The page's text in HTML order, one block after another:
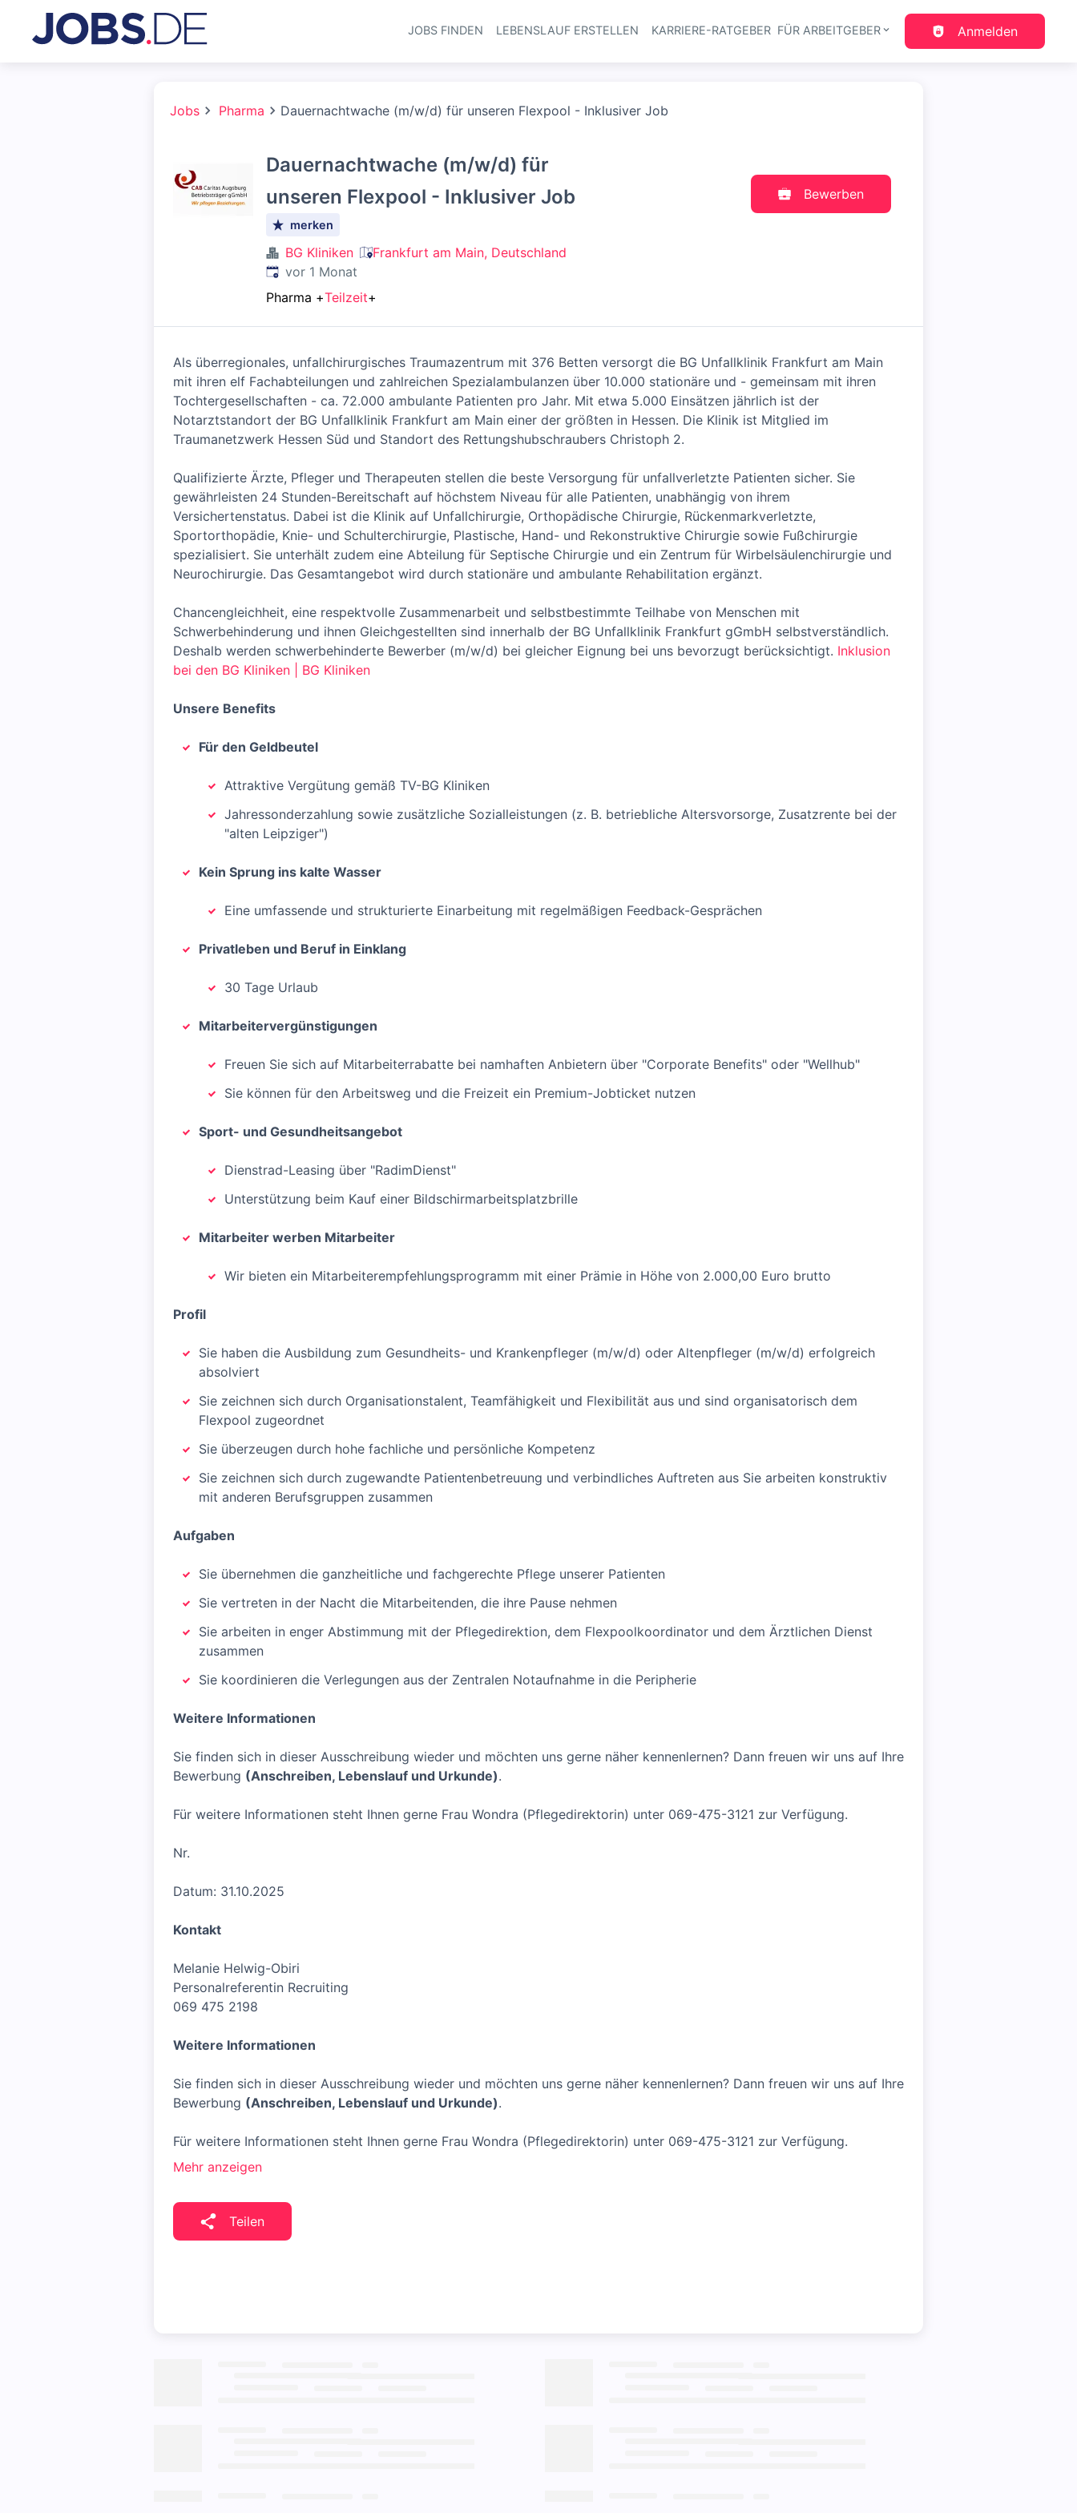
Haupt-Navigation
JOBS FINDEN LEBENSLAUF ERSTELLEN KARRIERE-RATGEBER FÜR ARBEITGEBER Anmelden
Jobs Pharma Dauernachtwache (m/w/d) für unseren Flexpool - Inklusiver Job
Dauernachtwache (m/w/d) für
unseren Flexpool - Inklusiver Job
merken
BG Kliniken
Frankfurt am Main, Deutschland
Veröffentlicht:
vor 1 Monat
Pharma +Teilzeit+
Bewerben
Als überregionales, unfallchirurgisches Traumazentrum mit 376 Betten versorgt die BG Unfallklinik Frankfurt am Main
mit ihren elf Fachabteilungen und zahlreichen Spezialambulanzen über 10.000 stationäre und - gemeinsam mit ihren
Tochtergesellschaften - ca. 72.000 ambulante Patienten pro Jahr. Mit etwa 5.000 Einsätzen jährlich ist der
Notarztstandort der BG Unfallklinik Frankfurt am Main einer der größten in Hessen. Die Klinik ist Mitglied im
Traumanetzwerk Hessen Süd und Standort des Rettungshubschraubers Christoph 2.
Qualifizierte Ärzte, Pfleger und Therapeuten stellen die beste Versorgung für unfallverletzte Patienten sicher. Sie
gewährleisten 24 Stunden-Bereitschaft auf höchstem Niveau für alle Patienten, unabhängig von ihrem
Versichertenstatus. Dabei ist die Klinik auf Unfallchirurgie, Orthopädische Chirurgie, Rückenmarkverletzte,
Sportorthopädie, Knie- und Schulterchirurgie, Plastische, Hand- und Rekonstruktive Chirurgie sowie Fußchirurgie
spezialisiert. Sie unterhält zudem eine Abteilung für Septische Chirurgie und ein Zentrum für Wirbelsäulenchirurgie und
Neurochirurgie. Das Gesamtangebot wird durch stationäre und ambulante Rehabilitation ergänzt.
Chancengleichheit, eine respektvolle Zusammenarbeit und selbstbestimmte Teilhabe von Menschen mit
Schwerbehinderung und ihnen Gleichgestellten sind innerhalb der BG Unfallklinik Frankfurt gGmbH selbstverständlich.
Deshalb werden schwerbehinderte Bewerber (m/w/d) bei gleicher Eignung bei uns bevorzugt berücksichtigt. Inklusion
bei den BG Kliniken | BG Kliniken
Unsere Benefits
Für den Geldbeutel
Attraktive Vergütung gemäß TV-BG Kliniken
Jahressonderzahlung sowie zusätzliche Sozialleistungen (z. B. betriebliche Altersvorsorge, Zusatzrente bei der
"alten Leipziger")
Kein Sprung ins kalte Wasser
Eine umfassende und strukturierte Einarbeitung mit regelmäßigen Feedback-Gesprächen
Privatleben und Beruf in Einklang
30 Tage Urlaub
Mitarbeitervergünstigungen
Freuen Sie sich auf Mitarbeiterrabatte bei namhaften Anbietern über "Corporate Benefits" oder "Wellhub"
Sie können für den Arbeitsweg und die Freizeit ein Premium-Jobticket nutzen
Sport- und Gesundheitsangebot
Dienstrad-Leasing über "RadimDienst"
Unterstützung beim Kauf einer Bildschirmarbeitsplatzbrille
Mitarbeiter werben Mitarbeiter
Wir bieten ein Mitarbeiterempfehlungsprogramm mit einer Prämie in Höhe von 2.000,00 Euro brutto
Profil
Sie haben die Ausbildung zum Gesundheits- und Krankenpfleger (m/w/d) oder Altenpfleger (m/w/d) erfolgreich
absolviert
Sie zeichnen sich durch Organisationstalent, Teamfähigkeit und Flexibilität aus und sind organisatorisch dem
Flexpool zugeordnet
Sie überzeugen durch hohe fachliche und persönliche Kompetenz
Sie zeichnen sich durch zugewandte Patientenbetreuung und verbindliches Auftreten aus Sie arbeiten konstruktiv
mit anderen Berufsgruppen zusammen
Aufgaben
Sie übernehmen die ganzheitliche und fachgerechte Pflege unserer Patienten
Sie vertreten in der Nacht die Mitarbeitenden, die ihre Pause nehmen
Sie arbeiten in enger Abstimmung mit der Pflegedirektion, dem Flexpoolkoordinator und dem Ärztlichen Dienst
zusammen
Sie koordinieren die Verlegungen aus der Zentralen Notaufnahme in die Peripherie
Weitere Informationen
Sie finden sich in dieser Ausschreibung wieder und möchten uns gerne näher kennenlernen? Dann freuen wir uns auf Ihre
Bewerbung (Anschreiben, Lebenslauf und Urkunde).
Für weitere Informationen steht Ihnen gerne Frau Wondra (Pflegedirektorin) unter 069-475-3121 zur Verfügung.
Nr.
Datum: 31.10.2025
Kontakt
Melanie Helwig-Obiri
Personalreferentin Recruiting
069 475 2198
Weitere Informationen
Sie finden sich in dieser Ausschreibung wieder und möchten uns gerne näher kennenlernen? Dann freuen wir uns auf Ihre
Bewerbung (Anschreiben, Lebenslauf und Urkunde).
Für weitere Informationen steht Ihnen gerne Frau Wondra (Pflegedirektorin) unter 069-475-3121 zur Verfügung.
Mehr anzeigen
Teilen